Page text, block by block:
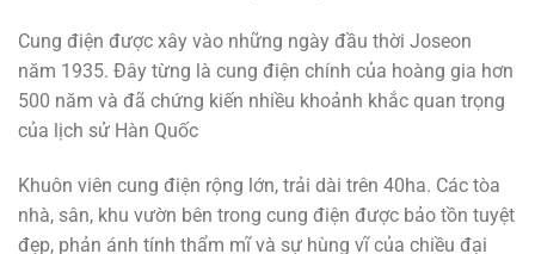
Cung điện được xây vào những ngày đầu thời Joseon
năm 1935. Đây từng là cung điện chính của hoàng gia hơn
500 năm và đã chứng kiến nhiều khoảnh khắc quan trọng
của lịch sử Hàn Quốc
Khuôn viên cung điện rộng lớn, trải dài trên 40ha. Các tòa
nhà, sân, khu vườn bên trong cung điện được bảo tồn tuyệt
đẹp, phản ánh tính thẩm mĩ và sự hùng vĩ của chiều đại